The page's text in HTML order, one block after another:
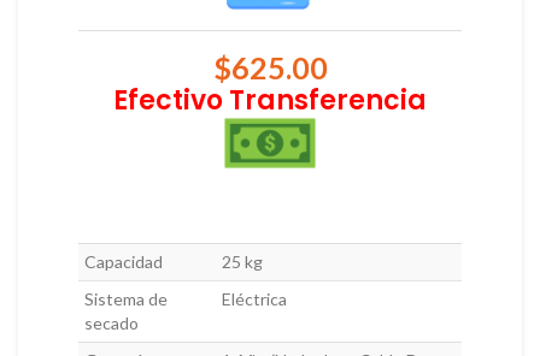
$625.00
Efectivo Transferencia
Capacidad
25 kg
Sistema de
secado
Eléctrica